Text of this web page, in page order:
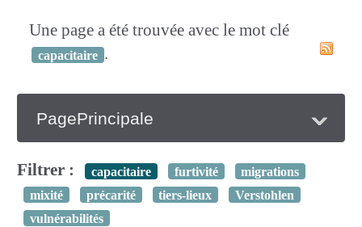
Une page a été trouvée avec le mot clé
capacitaire .
PagePrincipale
Filtrer : capacitaire furtivité
migrations
mixité
précarité tiers-lieux
Verstohlen
vulnérabilités